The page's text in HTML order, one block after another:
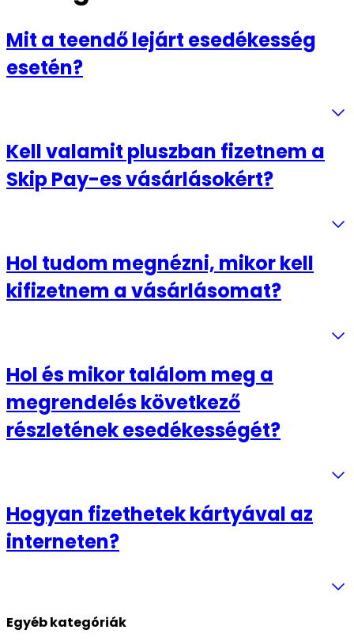
Mit a teendő lejárt esedékesség
esetén?
Kell valamit pluszban fizetnem a
Skip Pay-es vásárlásokért?
Hol tudom megnézni, mikor kell
kifizetnem a vásárlásomat?
Hol és mikor találom meg a
megrendelés következő
részletének esedékességét?
Hogyan fizethetek kártyával az
interneten?
Egyéb kategóriák